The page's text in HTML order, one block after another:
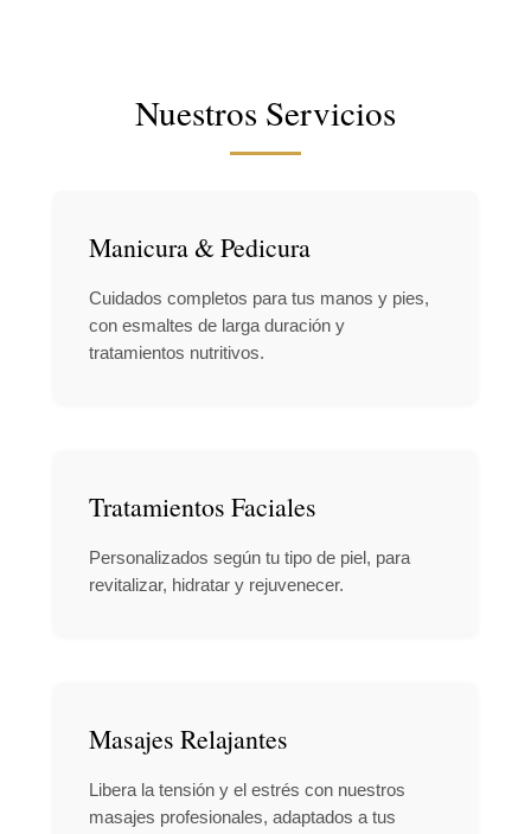
Nuestros Servicios
Manicura & Pedicura
Cuidados completos para tus manos y pies,
con esmaltes de larga duración y
tratamientos nutritivos.
Tratamientos Faciales
Personalizados según tu tipo de piel, para
revitalizar, hidratar y rejuvenecer.
Masajes Relajantes
Libera la tensión y el estrés con nuestros
masajes profesionales, adaptados a tus